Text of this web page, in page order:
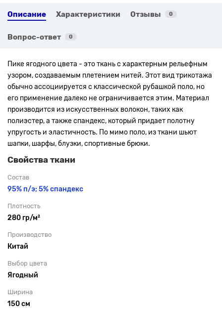
Описание Характеристики Отзывы 0
Вопрос-ответ 0
Пике ягодного цвета - это ткань с характерным рельефным
узором, создаваемым плетением нитей. Этот вид трикотажа
обычно ассоциируется с классической рубашкой поло, но
его применение далеко не ограничивается этим. Материал
производится из искусственных волокон, таких как
полиэстер, а также спандекс, который придает полотну
упругость и эластичность. По мимо поло, из ткани шьют
шапки, шарфы, блузки, спортивные брюки.
Свойства ткани
Состав
95% п/э; 5% спандекс
Плотность
280 гр/м²
Производство
Китай
Выбор цвета
Ягодный
Ширина
150 см